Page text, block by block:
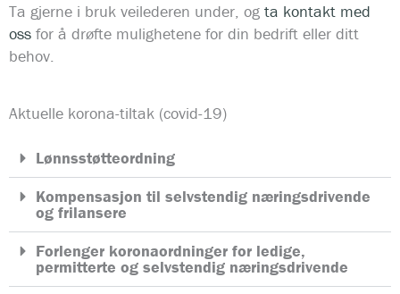
Ta gjerne i bruk veilederen under, og ta kontakt med
oss for å drøfte mulighetene for din bedrift eller ditt
behov.
Aktuelle korona-tiltak (covid-19)
Lønnsstøtteordning
Kompensasjon til selvstendig næringsdrivende
og frilansere
Forlenger koronaordninger for ledige,
permitterte og selvstendig næringsdrivende